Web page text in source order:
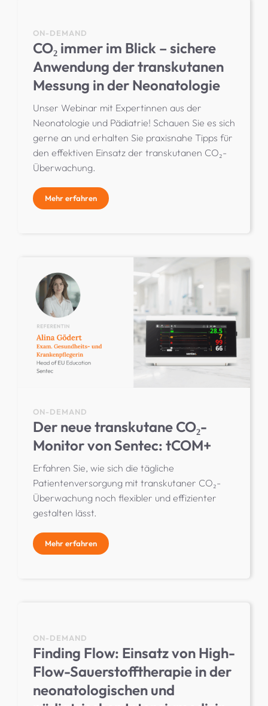
ON-DEMAND
CO₂ immer im Blick – sichere
Anwendung der transkutanen
Messung in der Neonatologie
Unser Webinar mit Expertinnen aus der
Neonatologie und Pädiatrie! Schauen Sie es sich
gerne an und erhalten Sie praxisnahe Tipps für
den effektiven Einsatz der transkutanen CO₂-
Überwachung.
Mehr erfahren
ON-DEMAND
Der neue transkutane CO₂-
Monitor von Sentec: tCOM+
Erfahren Sie, wie sich die tägliche
Patientenversorgung mit transkutaner CO₂-
Überwachung noch flexibler und effizienter
gestalten lässt.
Mehr erfahren
ON-DEMAND
Finding Flow: Einsatz von High-
Flow-Sauerstofftherapie in der
neonatologischen und